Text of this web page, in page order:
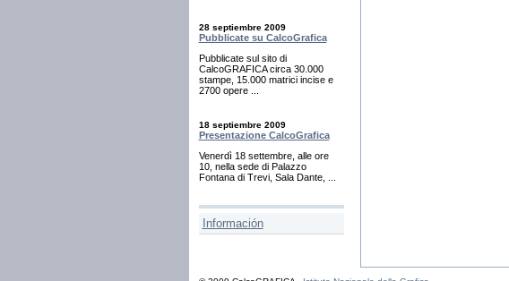
28 septiembre 2009
Pubblicate su CalcoGrafica
Pubblicate sul sito di
CalcoGRAFICA circa 30.000
stampe, 15.000 matrici incise e
2700 opere ...
18 septiembre 2009
Presentazione CalcoGrafica
Venerdì 18 settembre, alle ore
10, nella sede di Palazzo
Fontana di Trevi, Sala Dante, ...
Información